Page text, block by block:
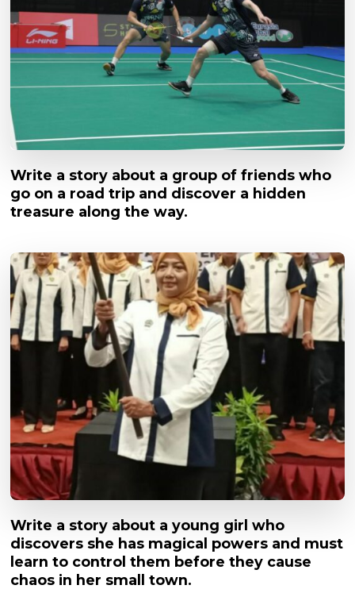
Write a story about a group of friends who
go on a road trip and discover a hidden
treasure along the way.
Write a story about a young girl who
discovers she has magical powers and must
learn to control them before they cause
chaos in her small town.